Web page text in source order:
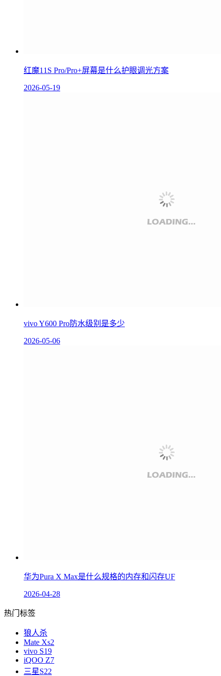
红魔11S Pro/Pro+屏幕是什么护眼调光方案
2026-05-19
vivo Y600 Pro防水级别是多少
2026-05-06
华为Pura X Max是什么规格的内存和闪存UF
2026-04-28
热门标签
狼人杀
Mate Xs2
vivo S19
iQOO Z7
三星S22